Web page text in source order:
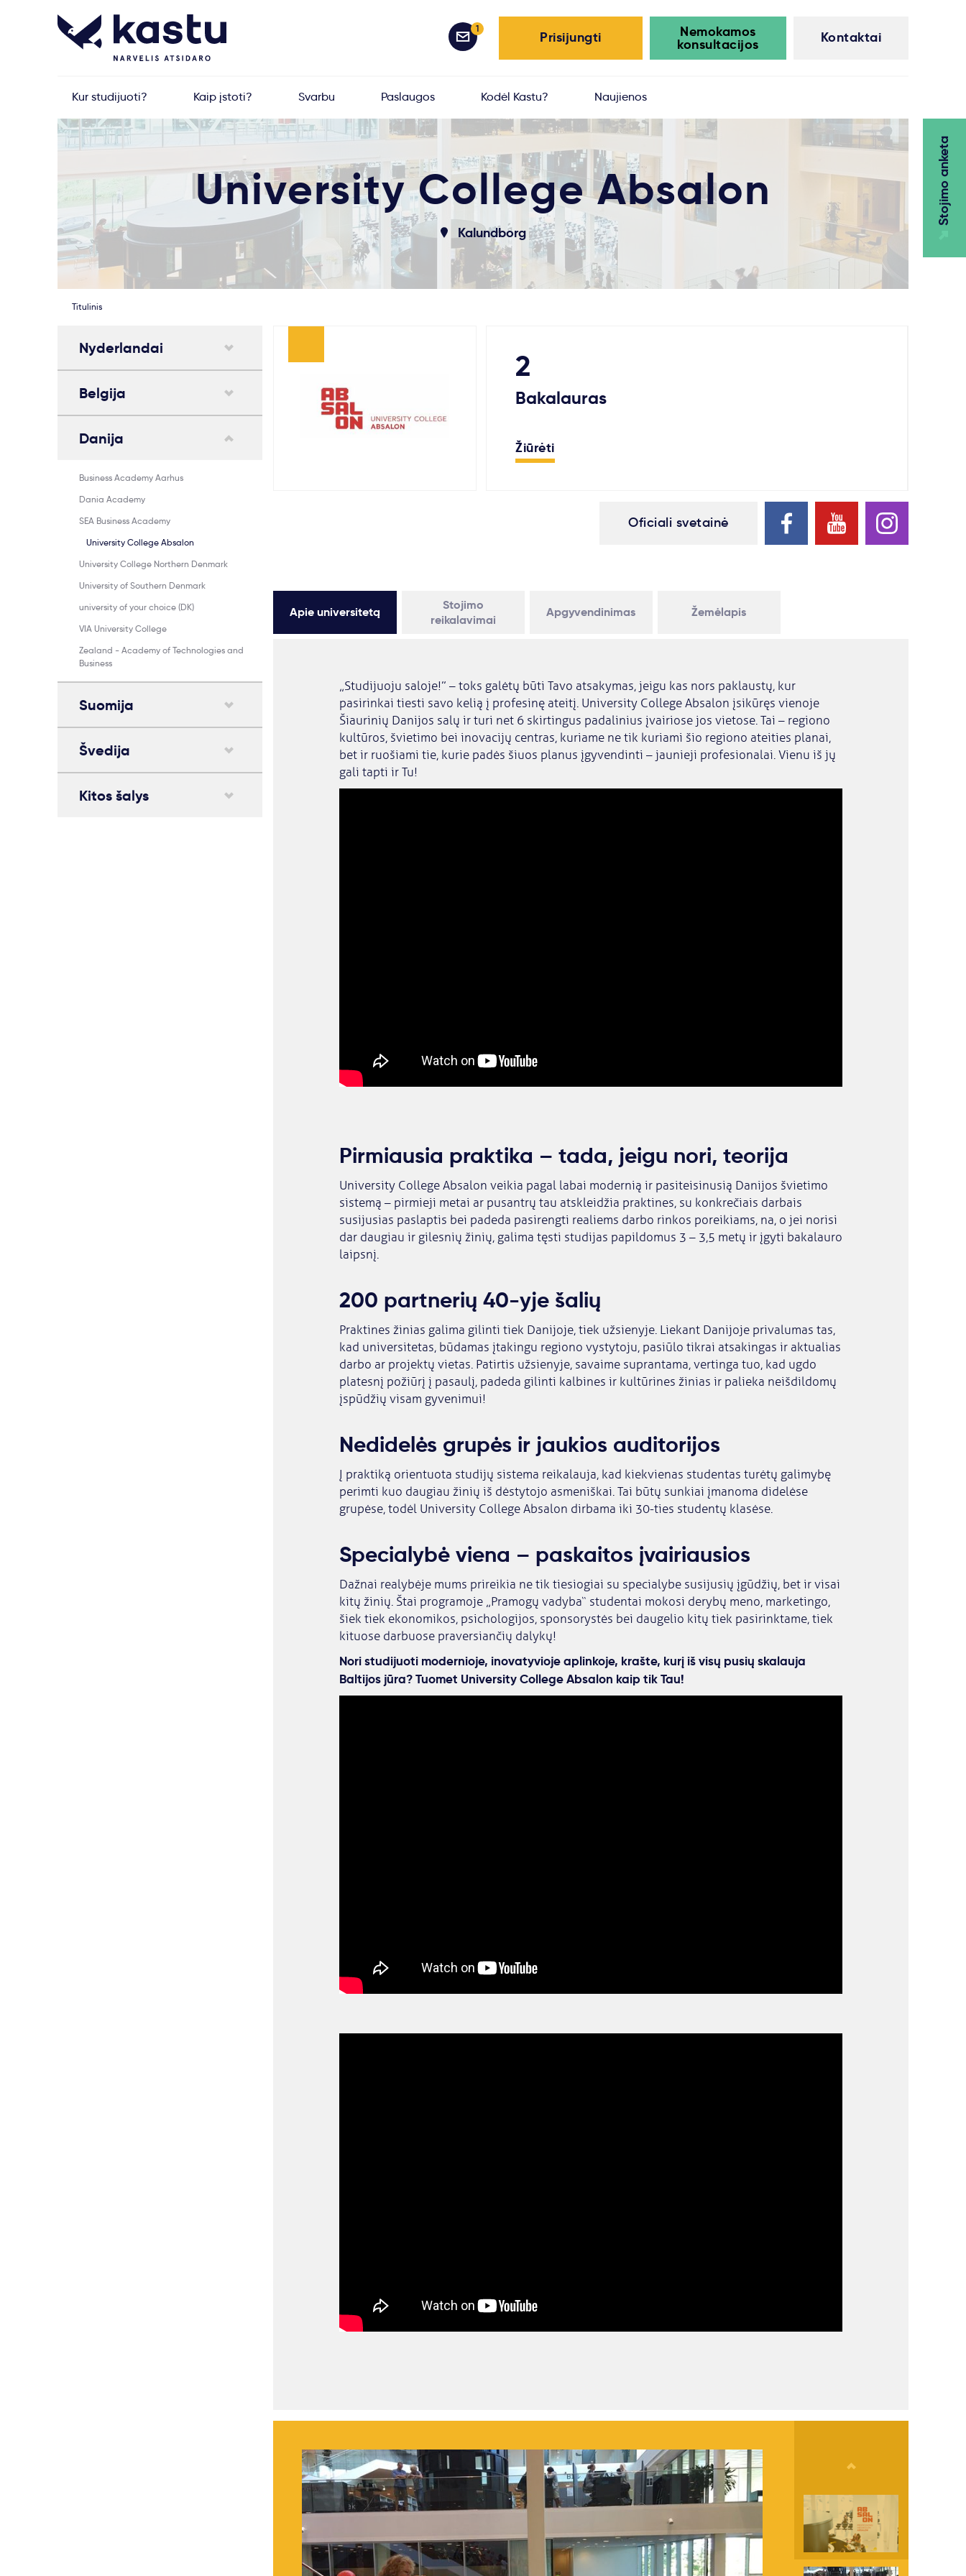
Kontaktai
Nemokamos
konsultacijos
Prisijungti
1
Stojimo anketa
Kur studijuoti? Kaip įstoti? Svarbu Paslaugos Kodėl Kastu? Naujienos
University College Absalon
Kalundborg
Titulinis
Nyderlandai
Belgija
Danija
Business Academy Aarhus
Dania Academy
SEA Business Academy
University College Absalon
University College Northern Denmark
University of Southern Denmark
university of your choice (DK)
VIA University College
Zealand - Academy of Technologies and
Business
Suomija
Švedija
Kitos šalys
2
Bakalauras
Žiūrėti
Oficiali svetainė
Apie universitetą
Stojimo
reikalavimai
Apgyvendinimas Žemėlapis
„Studijuoju saloje!” – toks galėtų būti Tavo atsakymas, jeigu kas nors paklaustų, kur
pasirinkai tiesti savo kelią į profesinę ateitį. University College Absalon įsikūręs vienoje
Šiaurinių Danijos salų ir turi net 6 skirtingus padalinius įvairiose jos vietose. Tai – regiono
kultūros, švietimo bei inovacijų centras, kuriame ne tik kuriami šio regiono ateities planai,
bet ir ruošiami tie, kurie padės šiuos planus įgyvendinti – jaunieji profesionalai. Vienu iš jų
gali tapti ir Tu!
Pirmiausia praktika – tada, jeigu nori, teorija
University College Absalon veikia pagal labai modernią ir pasiteisinusią Danijos švietimo
sistemą – pirmieji metai ar pusantrų tau atskleidžia praktines, su konkrečiais darbais
susijusias paslaptis bei padeda pasirengti realiems darbo rinkos poreikiams, na, o jei norisi
dar daugiau ir gilesnių žinių, galima tęsti studijas papildomus 3 – 3,5 metų ir įgyti bakalauro
laipsnį.
200 partnerių 40-yje šalių
Praktines žinias galima gilinti tiek Danijoje, tiek užsienyje. Liekant Danijoje privalumas tas,
kad universitetas, būdamas įtakingu regiono vystytoju, pasiūlo tikrai atsakingas ir aktualias
darbo ar projektų vietas. Patirtis užsienyje, savaime suprantama, vertinga tuo, kad ugdo
platesnį požiūrį į pasaulį, padeda gilinti kalbines ir kultūrines žinias ir palieka neišdildomų
įspūdžių visam gyvenimui!
Nedidelės grupės ir jaukios auditorijos
Į praktiką orientuota studijų sistema reikalauja, kad kiekvienas studentas turėtų galimybę
perimti kuo daugiau žinių iš dėstytojo asmeniškai. Tai būtų sunkiai įmanoma didelėse
grupėse, todėl University College Absalon dirbama iki 30-ties studentų klasėse.
Specialybė viena – paskaitos įvairiausios
Dažnai realybėje mums prireikia ne tik tiesiogiai su specialybe susijusių įgūdžių, bet ir visai
kitų žinių. Štai programoje „Pramogų vadyba“ studentai mokosi derybų meno, marketingo,
šiek tiek ekonomikos, psichologijos, sponsorystės bei daugelio kitų tiek pasirinktame, tiek
kituose darbuose praversiančių dalykų!
Nori studijuoti modernioje, inovatyvioje aplinkoje, krašte, kurį iš visų pusių skalauja
Baltijos jūra? Tuomet University College Absalon kaip tik Tau!